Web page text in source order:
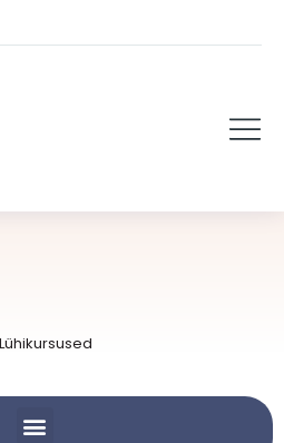
Lühikursused